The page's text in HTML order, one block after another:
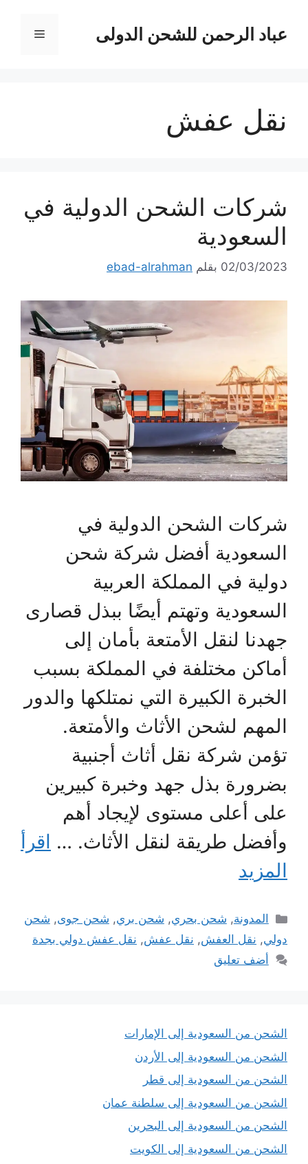
المحتوىعباد الرحمن للشحن الدولى القائمة
نقل عفش
شركات الشحن الدولية في
السعودية
02/03/2023 بقلم ebad-alrahman
شركات الشحن الدولية في
السعودية أفضل شركة شحن
دولية في المملكة العربية
السعودية وتهتم أيضًا ببذل قصارى
جهدنا لنقل الأمتعة بأمان إلى
أماكن مختلفة في المملكة بسبب
الخبرة الكبيرة التي نمتلكها والدور
المهم لشحن الأثاث والأمتعة.
تؤمن شركة نقل أثاث أجنبية
بضرورة بذل جهد وخبرة كبيرين
على أعلى مستوى لإيجاد أهم
وأفضل طريقة لنقل الأثاث. … اقرأ
المزيد
التصنيفات
المدونة, شحن بحري, شحن بري, شحن جوى, شحن
دولي, نقل العفش, نقل عفش, نقل عفش دولي بجدة
أضف تعليق
الشحن من السعودية إلى الإمارات
الشحن من السعودية إلى الأردن
الشحن من السعودية إلى قطر
الشحن من السعودية إلى سلطنة عمان
الشحن من السعودية إلى البحرين
الشحن من السعودية إلى الكويت